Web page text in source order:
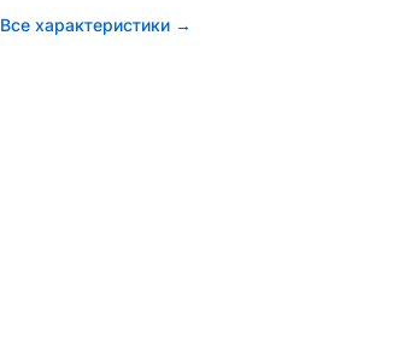
Все характеристики →